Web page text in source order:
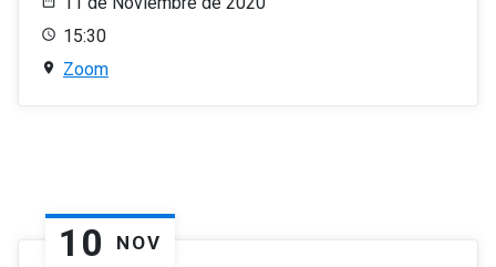
15:30
Zoom
10 NOV